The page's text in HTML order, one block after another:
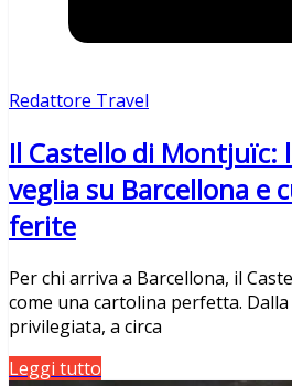
Redattore Travel
Il Castello di Montjuïc:
veglia su Barcellona e
ferite
Per chi arriva a Barcellona, il
come una cartolina perfetta.
privilegiata, a circa
Leggi tutto